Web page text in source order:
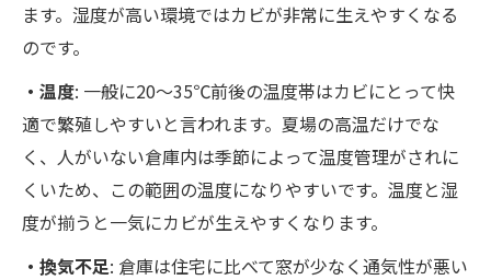
ます。湿度が高い環境ではカビが非常に生えやすくなる
のです。
・温度: 一般に20～35℃前後の温度帯はカビにとって快
適で繁殖しやすいと言われます。夏場の高温だけでな
く、人がいない倉庫内は季節によって温度管理がされに
くいため、この範囲の温度になりやすいです。温度と湿
度が揃うと一気にカビが生えやすくなります。
・換気不足: 倉庫は住宅に比べて窓が少なく通気性が悪い